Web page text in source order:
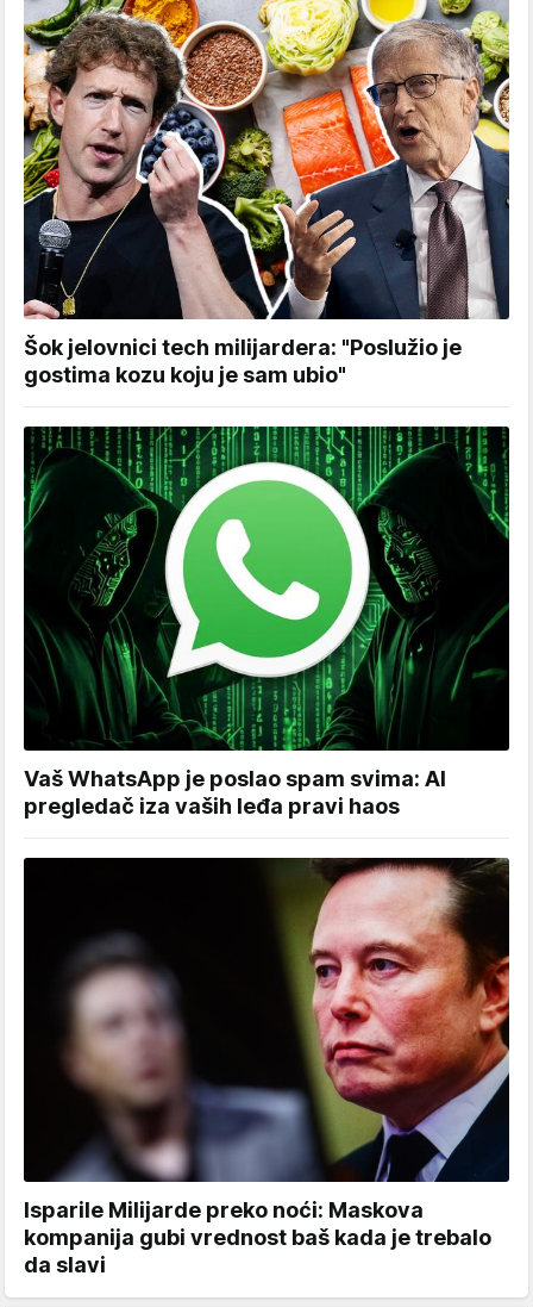
Šok jelovnici tech milijardera: "Poslužio je
gostima kozu koju je sam ubio"
Vaš WhatsApp je poslao spam svima: AI
pregledač iza vaših leđa pravi haos
Isparile Milijarde preko noći: Maskova
kompanija gubi vrednost baš kada je trebalo
da slavi